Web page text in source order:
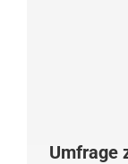
Umfrage